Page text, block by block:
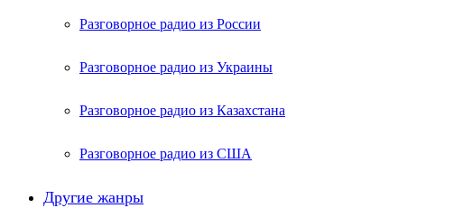
Разговорное радио из России
Разговорное радио из Украины
Разговорное радио из Казахстана
Разговорное радио из США
Другие жанры